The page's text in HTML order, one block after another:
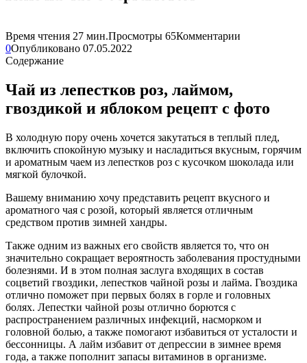
Время чтения 27 мин.Просмотры 65Комментарии
0Опубликовано 07.05.2022
Содержание
Чай из лепестков роз, лаймом,
гвоздикой и яблоком рецепт с фото
В холодную пору очень хочется закутаться в теплый плед,
включить спокойную музыку и насладиться вкусным, горячим
и ароматным чаем из лепестков роз с кусочком шоколада или
мягкой булочкой.
Вашему вниманию хочу представить рецепт вкусного и
ароматного чая с розой, который является отличным
средством против зимней хандры.
Также одним из важных его свойств является то, что он
значительно сокращает вероятность заболевания простудными
болезнями. И в этом полная заслуга входящих в состав
соцветий гвоздики, лепестков чайной розы и лайма. Гвоздика
отлично поможет при первых болях в горле и головных
болях. Лепестки чайной розы отлично борются с
распространением различных инфекций, насморком и
головной болью, а также помогают избавиться от усталости и
бессонницы. А лайм избавит от депрессии в зимнее время
года, а также пополнит запасы витаминов в организме.